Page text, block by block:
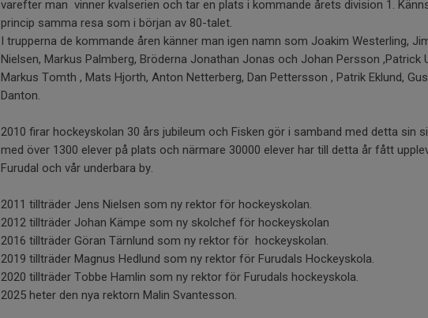
varefter man vinner kvalserien och tar en plats i kommande årets division 1.
princip samma resa som i början av 80-talet.
I trupperna de kommande åren känner man igen namn som Joakim Westerling,
Nielsen, Markus Palmberg, Bröderna Jonathan Jonas och Johan Persson ,Patrick
Markus Tomth , Mats Hjorth, Anton Netterberg, Dan Pettersson , Patrik Eklund,
Danton.
2010 firar hockeyskolan 30 års jubileum och Fisken gör i samband med detta sin
med över 1300 elever på plats och närmare 30000 elever har till detta år fått
Furudal och vår underbara by.
2011 tillträder Jens Nielsen som ny rektor för hockeyskolan.
2012 tillträder Johan Kämpe som ny skolchef för hockeyskolan
2016 tillträder Göran Tärnlund som ny rektor för hockeyskolan.
2019 tillträder Magnus Hedlund som ny rektor för Furudals Hockeyskola.
2020 tillträder Tobbe Hamlin som ny rektor för Furudals hockeyskola.
2025 heter den nya rektorn Malin Svantesson.